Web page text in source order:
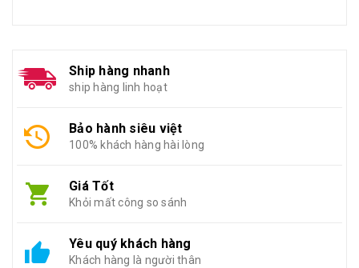
Ship hàng nhanh
ship hàng linh hoạt
Bảo hành siêu việt
100% khách hàng hài lòng
Giá Tốt
Khỏi mất công so sánh
Yêu quý khách hàng
Khách hàng là người thân